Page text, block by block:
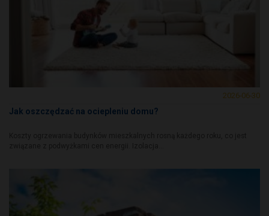
2026-06-30
Jak oszczędzać na ociepleniu domu?